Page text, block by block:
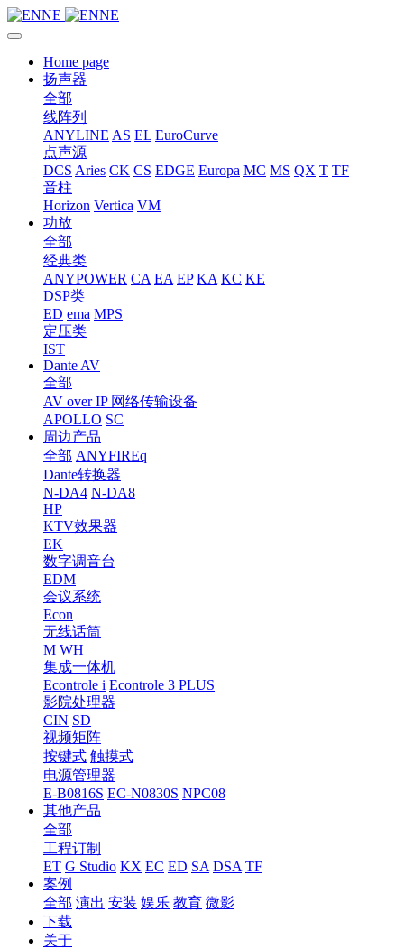
Home page
扬声器
全部
线阵列
ANYLINE AS EL EuroCurve
点声源
DCS Aries CK CS EDGE Europa MC MS QX T TF
音柱
Horizon Vertica VM
功放
全部
经典类
ANYPOWER CA EA EP KA KC KE
DSP类
ED ema MPS
定压类
IST
Dante AV
全部
AV over IP 网络传输设备
APOLLO SC
周边产品
全部 ANYFIREq
Dante转换器
N-DA4 N-DA8
HP
KTV效果器
EK
数字调音台
EDM
会议系统
Econ
无线话筒
M WH
集成一体机
Econtrole i Econtrole 3 PLUS
影院处理器
CIN SD
视频矩阵
按键式 触摸式
电源管理器
E-B0816S EC-N0830S NPC08
其他产品
全部
工程订制
ET G Studio KX EC ED SA DSA TF
案例
全部 演出 安装 娱乐 教育 微影
下载
关于